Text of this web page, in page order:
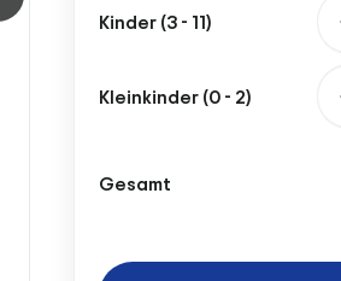
Kinder (3 - 11)
Kleinkinder (0 - 2)
Gesamt